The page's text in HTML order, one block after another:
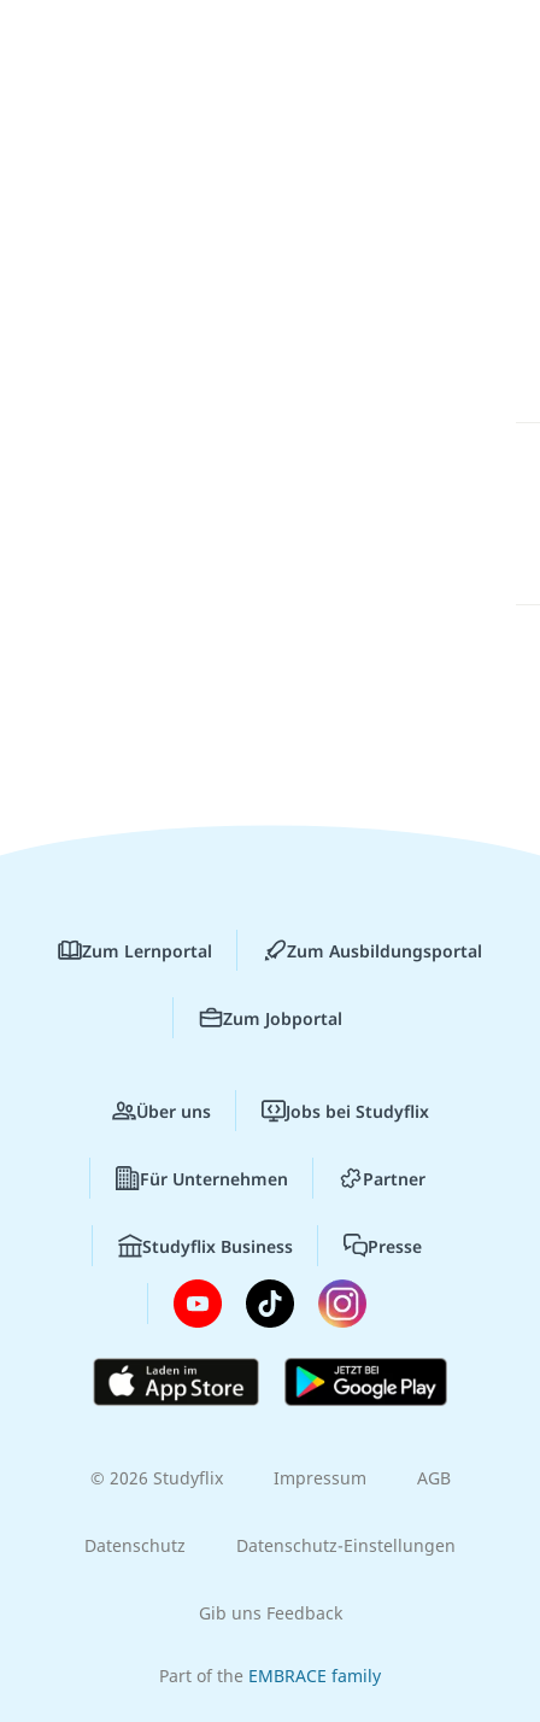
Zum Lernportal Zum Ausbildungsportal
Zum Jobportal
Über uns Jobs bei Studyflix
Für Unternehmen Partner
Studyflix Business Presse
© 2026 Studyflix Impressum AGB
Datenschutz Datenschutz-Einstellungen
Gib uns Feedback
Part of the EMBRACE family